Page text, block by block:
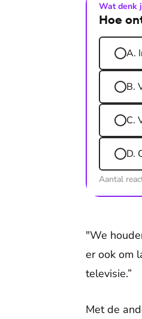
Wat denk
Hoe
A.
B.
C.
D.
Aantal
"We
er ook om
televisie.”
Met de